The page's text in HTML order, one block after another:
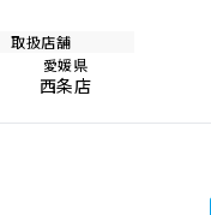
取扱店舗
愛媛県
西条店